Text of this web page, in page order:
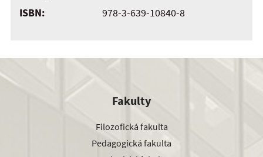
ISBN:
978-3-639-10840-8
Fakulty
Filozofická fakulta
Pedagogická fakulta